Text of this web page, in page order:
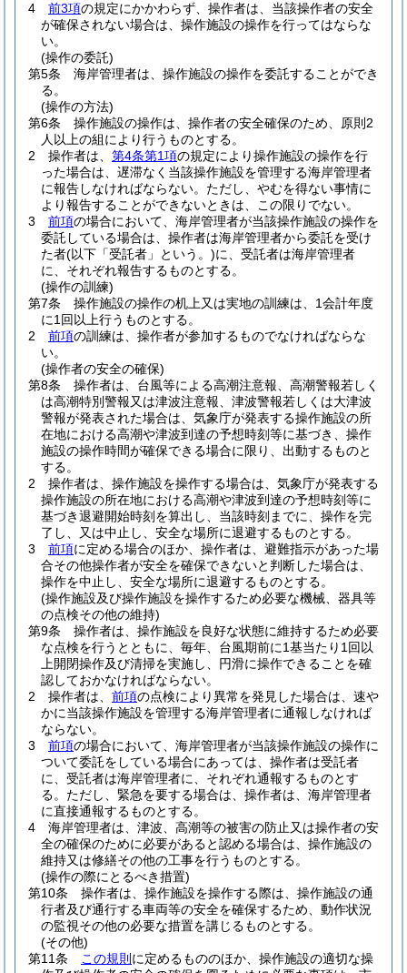
4
前3項の規定にかかわらず、操作者は、当該操作者の安全
が確保されない場合は、操作施設の操作を行ってはならな
い。
(操作の委託)
第5条
海岸管理者は、操作施設の操作を委託することができ
る。
(操作の方法)
第6条
操作施設の操作は、操作者の安全確保のため、原則2
人以上の組により行うものとする。
2
操作者は、 第4条第1項の規定により操作施設の操作を行
った場合は、遅滞なく当該操作施設を管理する海岸管理者
に報告しなければならない。 ただし、やむを得ない事情に
より報告することができないときは、この限りでない。
3
前項の場合において、海岸管理者が当該操作施設の操作を
委託している場合は、操作者は海岸管理者から委託を受け
た者(以下「受託者」という。)に、受託者は海岸管理者
に、それぞれ報告するものとする。
(操作の訓練)
第7条
操作施設の操作の机上又は実地の訓練は、1会計年度
に1回以上行うものとする。
2
前項の訓練は、操作者が参加するものでなければならな
い。
(操作者の安全の確保)
第8条
操作者は、台風等による高潮注意報、高潮警報若しく
は高潮特別警報又は津波注意報、津波警報若しくは大津波
警報が発表された場合は、気象庁が発表する操作施設の所
在地における高潮や津波到達の予想時刻等に基づき、操作
施設の操作時間が確保できる場合に限り、出動するものと
する。
2
操作者は、操作施設を操作する場合は、気象庁が発表する
操作施設の所在地における高潮や津波到達の予想時刻等に
基づき退避開始時刻を算出し、当該時刻までに、操作を完
了し、又は中止し、安全な場所に退避するものとする。
3
前項に定める場合のほか、操作者は、避難指示があった場
合その他操作者が安全を確保できないと判断した場合は、
操作を中止し、安全な場所に退避するものとする。
(操作施設及び操作施設を操作するため必要な機械、器具等
の点検その他の維持)
第9条
操作者は、操作施設を良好な状態に維持するため必要
な点検を行うとともに、毎年、台風期前に1基当たり1回以
上開閉操作及び清掃を実施し、円滑に操作できることを確
認しておかなければならない。
2
操作者は、 前項の点検により異常を発見した場合は、速や
かに当該操作施設を管理する海岸管理者に通報しなければ
ならない。
3
前項の場合において、海岸管理者が当該操作施設の操作に
ついて委託をしている場合にあっては、操作者は受託者
に、受託者は海岸管理者に、それぞれ通報するものとす
る。 ただし、緊急を要する場合は、操作者は、海岸管理者
に直接通報するものとする。
4
海岸管理者は、津波、高潮等の被害の防止又は操作者の安
全の確保のために必要があると認める場合は、操作施設の
維持又は修繕その他の工事を行うものとする。
(操作の際にとるべき措置)
第10条
操作者は、操作施設を操作する際は、操作施設の通
行者及び通行する車両等の安全を確保するため、動作状況
の監視その他の必要な措置を講じるものとする。
(その他)
第11条
この規則 に定めるもののほか、操作施設の適切な操